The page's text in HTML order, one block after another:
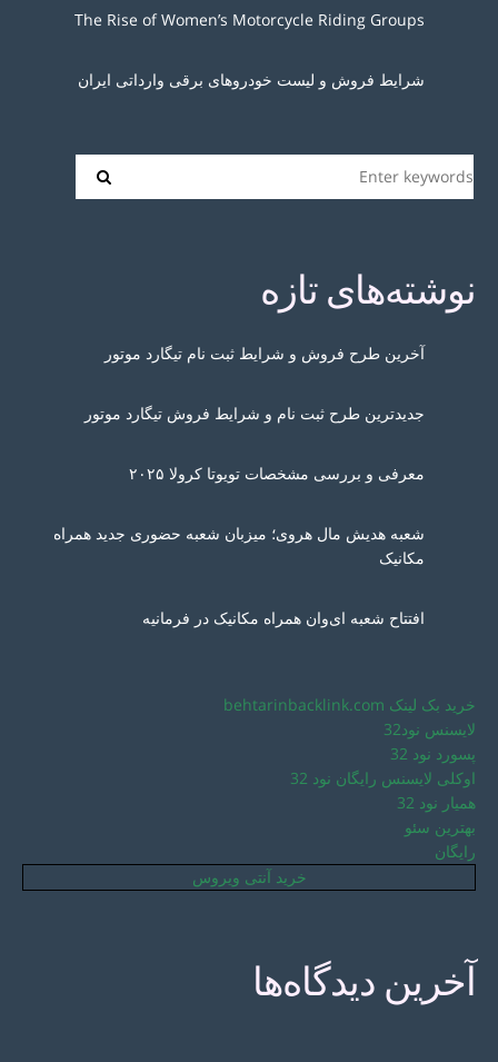
The Rise of Women’s Motorcycle Riding Groups
شرایط فروش و لیست خودروهای برقی وارداتی ایران
نوشته‌های تازه
آخرین طرح فروش و شرایط ثبت نام تیگارد موتور
جدیدترین طرح ثبت نام و شرایط فروش تیگارد موتور
معرفی و بررسی مشخصات تویوتا کرولا ۲۰۲۵
شعبه هدیش مال هروی؛ میزبان شعبه حضوری جدید همراه
مکانیک
افتتاح شعبه ای‌وان همراه مکانیک در فرمانیه
خرید بک لینک behtarinbacklink.com
لایسنس نود32
پسورد نود 32
اوکلی لایسنس رایگان نود 32
همیار نود 32
بهترین سئو
رایگان
خرید آنتی ویروس
آخرین دیدگاه‌ها